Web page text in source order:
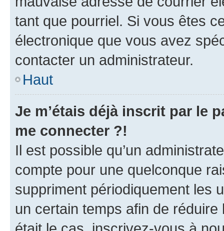
tant que pourriel. Si vous êtes
électronique que vous avez
contacter un administrateur.
Haut
Je m’étais déjà inscrit par le
me connecter ?!
Il est possible qu’un
compte pour une quelconque
suppriment périodiquement les
un certain temps afin de